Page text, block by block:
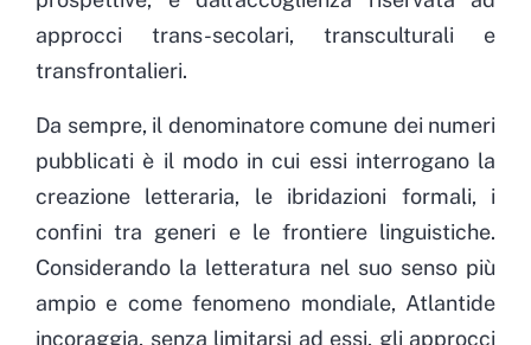
approcci trans-secolari, transculturali e
transfrontalieri.
Da sempre, il denominatore comune dei numeri
pubblicati è il modo in cui essi interrogano la
creazione letteraria, le ibridazioni formali, i
confini tra generi e le frontiere linguistiche.
Considerando la letteratura nel suo senso più
ampio e come fenomeno mondiale, Atlantide
incoraggia, senza limitarsi ad essi, gli approcci